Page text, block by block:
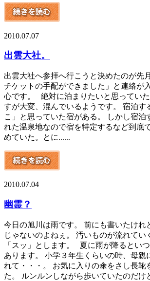
2010.07.07
出雲大社。
出雲大社へ参拝へ行こうと決めたのが先
チケットの手配ができました」と連絡が
心です。 絶対に泊まりたいと思ってい
すが大変、混んでいるようです。 宿泊す
こ」と思っていた宿がある。 しかし宿泊
れた温泉地なので宿を特定するなど到底
めていた。とに......
2010.07.04
幽霊？
今日の旭川は雨です。 前にも書いたけれ
じゃないのよねぇ。 汚いものが流れてい
「スッ」とします。 夏に雨が降るとい
あります。 小学３年生くらいの時、母親
れて・・・。 お気に入りの傘をさし長靴
た。 ルンルンしながら歩いていたのだけ